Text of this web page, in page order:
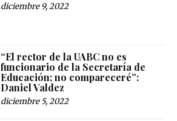
diciembre 9, 2022
“El rector de la UABC no es
funcionario de la Secretaría de
Educación; no compareceré”:
Daniel Valdez
diciembre 5, 2022